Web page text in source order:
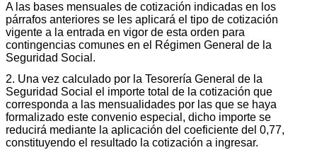
A las bases mensuales de cotización indicadas en los
párrafos anteriores se les aplicará el tipo de cotización
vigente a la entrada en vigor de esta orden para
contingencias comunes en el Régimen General de la
Seguridad Social.
2. Una vez calculado por la Tesorería General de la
Seguridad Social el importe total de la cotización que
corresponda a las mensualidades por las que se haya
formalizado este convenio especial, dicho importe se
reducirá mediante la aplicación del coeficiente del 0,77,
constituyendo el resultado la cotización a ingresar.